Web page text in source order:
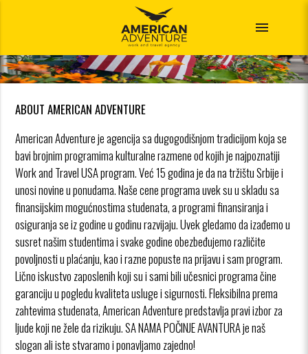
menu
ABOUT AMERICAN ADVENTURE
American Adventure je agencija sa dugogodišnjom tradicijom koja se
bavi brojnim programima kulturalne razmene od kojih je najpoznatiji
Work and Travel USA program. Već 15 godina je da na tržištu Srbije i
unosi novine u ponudama. Naše cene programa uvek su u skladu sa
finansijskim mogućnostima studenata, a programi finansiranja i
osiguranja se iz godine u godinu razvijaju. Uvek gledamo da izađemo u
susret našim studentima i svake godine obezbeđujemo različite
povoljnosti u plaćanju, kao i razne popuste na prijavu i sam program.
Lično iskustvo zaposlenih koji su i sami bili učesnici programa čine
garanciju u pogledu kvaliteta usluge i sigurnosti. Fleksibilna prema
zahtevima studenata, American Adventure predstavlja pravi izbor za
ljude koji ne žele da rizikuju. SA NAMA POČINJE AVANTURA je naš
slogan ali iste stvaramo i ponavljamo zajedno!